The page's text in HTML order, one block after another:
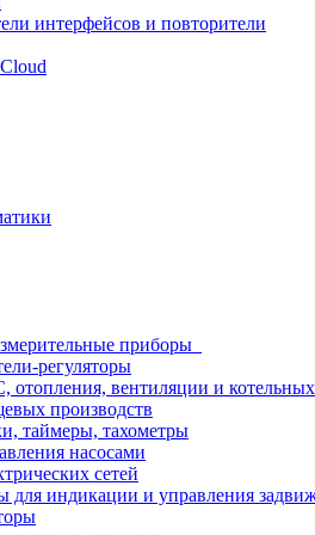
интерфейсов и повторители
приборы
регуляторы
отопления, вентиляции и котельных
производств
таймеры, тахометры
насосами
сетей
для индикации и управления